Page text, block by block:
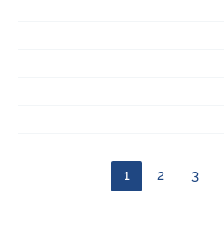
1 2 3